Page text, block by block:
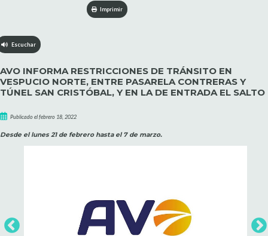
Imprimir
Escuchar
AVO INFORMA RESTRICCIONES DE TRÁNSITO EN
VESPUCIO NORTE, ENTRE PASARELA CONTRERAS Y
TÚNEL SAN CRISTÓBAL, Y EN LA DE ENTRADA EL SALTO
Publicado el febrero 18, 2022
Desde el lunes 21 de febrero hasta el 7 de marzo.